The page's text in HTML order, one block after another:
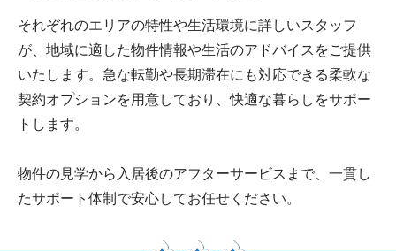
それぞれのエリアの特性や生活環境に詳しいスタッフ
が、地域に適した物件情報や生活のアドバイスをご提供
いたします。急な転勤や長期滞在にも対応できる柔軟な
契約オプションを用意しており、快適な暮らしをサポー
トします。
物件の見学から入居後のアフターサービスまで、一貫し
たサポート体制で安心してお任せください。